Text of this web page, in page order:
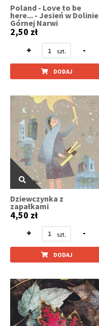
Poland - Love to be
here... - Jesień w Dolinie
Górnej Narwi
2,50 zł
+
-
DODAJ
Dziewczynka z
zapałkami
4,50 zł
+
-
DODAJ